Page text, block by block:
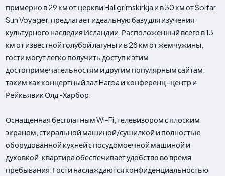
примерно в 29 км от церкви Hallgrímskirkja и в 30 км от Solfar
Sun Voyager, предлагает идеальную базу для изучения
культурного наследия Исландии. Расположенный всего в 13
км от известной голубой лагуны и в 28 км от жемчужины,
гости могут легко получить доступ к этим
достопримечательностям и другим популярным сайтам,
таким как концертный зал Harpa и конференц -центр и
Рейкьявик Олд -Харбор.
Оснащенная бесплатным Wi-Fi, телевизором с плоским
экраном, стиральной машиной/сушилкой и полностью
оборудованной кухней с посудомоечной машиной и
духовкой, квартира обеспечивает удобство во время
пребывания. Гости наслаждаются конфиденциальностью